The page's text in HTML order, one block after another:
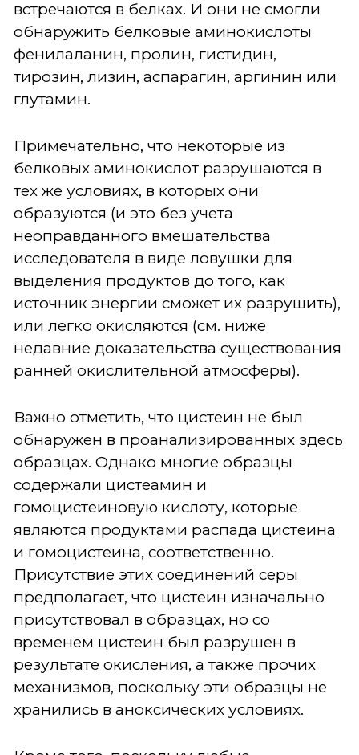
встречаются в белках. И они не смогли
обнаружить белковые аминокислоты
фенилаланин, пролин, гистидин,
тирозин, лизин, аспарагин, аргинин или
глутамин.
Примечательно, что некоторые из
белковых аминокислот разрушаются в
тех же условиях, в которых они
образуются (и это без учета
неоправданного вмешательства
исследователя в виде ловушки для
выделения продуктов до того, как
источник энергии сможет их разрушить),
или легко окисляются (см. ниже
недавние доказательства существования
ранней окислительной атмосферы).
Важно отметить, что цистеин не был
обнаружен в проанализированных здесь
образцах. Однако многие образцы
содержали цистеамин и
гомоцистеиновую кислоту, которые
являются продуктами распада цистеина
и гомоцистеина, соответственно.
Присутствие этих соединений серы
предполагает, что цистеин изначально
присутствовал в образцах, но со
временем цистеин был разрушен в
результате окисления, а также прочих
механизмов, поскольку эти образцы не
хранились в аноксических условиях.